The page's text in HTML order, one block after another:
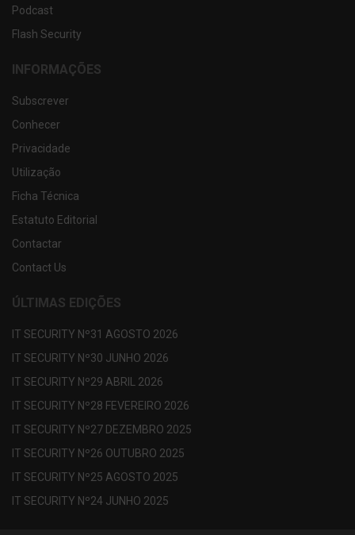
Podcast
Flash Security
INFORMAÇÕES
Subscrever
Conhecer
Privacidade
Utilização
Ficha Técnica
Estatuto Editorial
Contactar
Contact Us
ÚLTIMAS EDIÇÕES
IT SECURITY Nº31 AGOSTO 2026
IT SECURITY Nº30 JUNHO 2026
IT SECURITY Nº29 ABRIL 2026
IT SECURITY Nº28 FEVEREIRO 2026
IT SECURITY Nº27 DEZEMBRO 2025
IT SECURITY Nº26 OUTUBRO 2025
IT SECURITY Nº25 AGOSTO 2025
IT SECURITY Nº24 JUNHO 2025